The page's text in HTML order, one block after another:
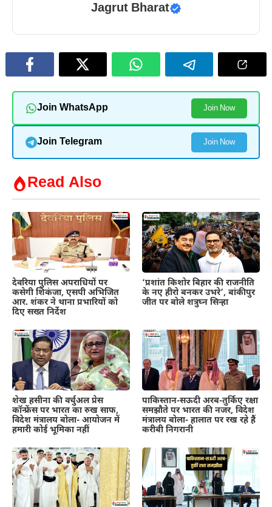
Jagrut Bharat
Join WhatsApp Join Now
Join Telegram Join Now
Read Also
देवरिया पुलिस अपराधियों पर
कसेगी शिकंजा, एसपी अभिजित
आर. शंकर ने थाना प्रभारियों को
दिए सख्त निर्देश
‘प्रशांत किशोर बिहार की राजनीति
के नए हीरो बनकर उभरे’, बांकीपुर
जीत पर बोले शत्रुघ्न सिन्हा
शेख हसीना की वर्चुअल प्रेस
कॉन्फ्रेंस पर भारत का रुख साफ,
विदेश मंत्रालय बोला- आयोजन में
हमारी कोई भूमिका नहीं
पाकिस्तान-सऊदी अरब-तुर्किए रक्षा
समझौते पर भारत की नजर, विदेश
मंत्रालय बोला- हालात पर रख रहे हैं
करीबी निगरानी